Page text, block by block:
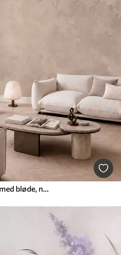
Varm mandelbeige tekstur med bløde, naturlige farveovergange